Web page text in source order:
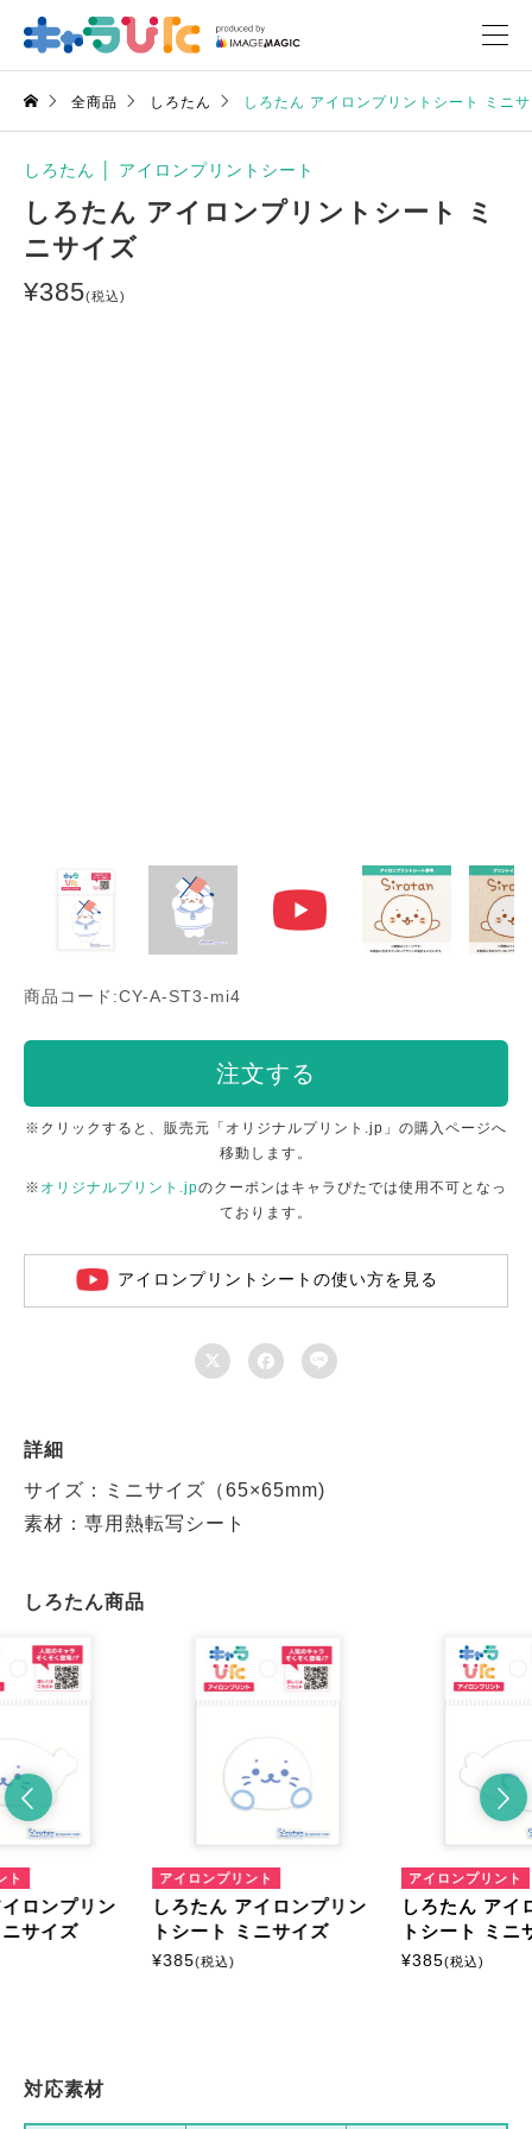
全商品 しろたん しろたん アイロンプリントシート ミニ
しろたん アイロンプリントシート
しろたん アイロンプリントシート ミ
ニサイズ
¥385(税込)
商品コード:CY-A-ST3-mi4
注文する
※クリックすると、販売元「オリジナルプリント.jp」の購入ページへ
移動します。
※ オリジナルプリント.jpのクーポンはキャラぴたでは使用不可となっ
ております。
アイロンプリントシートの使い方を見る
  
詳細
サイズ：ミニサイズ（65×65mm)
素材：専用熱転写シート
しろたん商品
ト
ロンプリン
サイズ
アイロンプリント
しろたん アイロンプリン
トシート ミニサイズ
¥385(税込)
アイロンプリント
しろたん アイ
トシート ミニ
¥385(税込)
対応素材